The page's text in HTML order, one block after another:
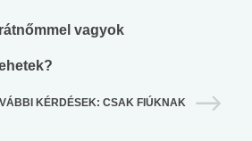
vagyok
KÉRDÉSEK: CSAK FIÚKNAK